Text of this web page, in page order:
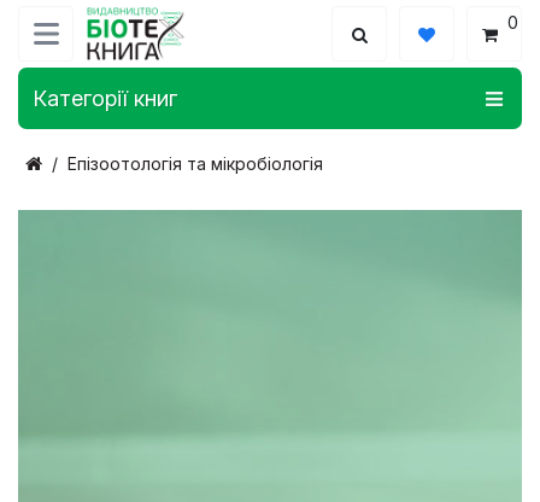
0
Категорії книг
Епізоотологія та мікробіологія